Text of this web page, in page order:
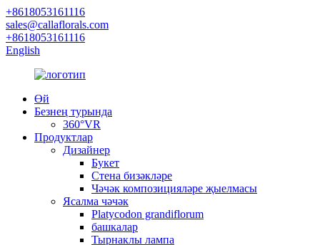
+8618053161116
sales@callaflorals.com
+8618053161116
English
Өй
Безнең турында
360°VR
Продуктлар
Дизайнер
Букет
Стена бизәкләре
Чәчәк композицияләре җыелмасы
Ясалма чәчәк
Platycodon grandiflorum
башкалар
Тырнаклы лампа